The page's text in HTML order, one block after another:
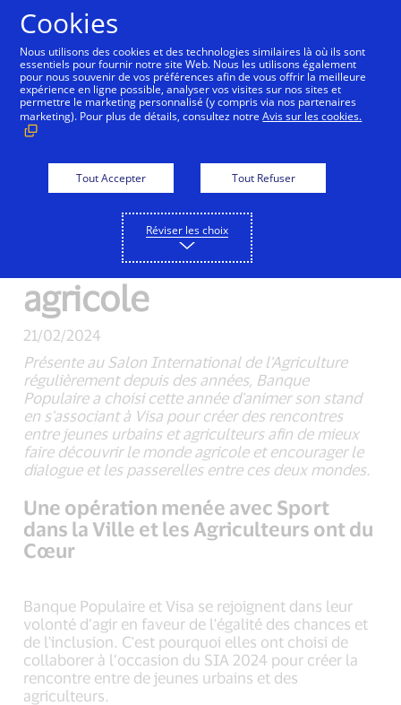
Visa et Banque
Populaire s'associent
pour emmener de
jeunes urbains à la
rencontre du monde
agricole
21/02/2024
Présente au Salon International de l'Agriculture
régulièrement depuis des années, Banque
Populaire a choisi cette année d'animer son stand
en s'associant à Visa pour créer des rencontres
entre jeunes urbains et agriculteurs afin de mieux
faire découvrir le monde agricole et encourager le
dialogue et les passerelles entre ces deux mondes.
Une opération menée avec Sport
dans la Ville et les Agriculteurs ont du
Cœur
Banque Populaire et Visa se rejoignent dans leur
volonté d’agir en faveur de l'égalité des chances et
de l'inclusion. C'est pourquoi elles ont choisi de
collaborer à l’occasion du SIA 2024 pour créer la
rencontre entre de jeunes urbains et des
agriculteurs.
Cookies
Nous utilisons des cookies et des technologies similaires là où ils sont
essentiels pour fournir notre site Web. Nous les utilisons également
pour nous souvenir de vos préférences afin de vous offrir la meilleure
expérience en ligne possible, analyser vos visites sur nos sites et
permettre le marketing personnalisé (y compris via nos partenaires
marketing). Pour plus de détails, consultez notreAvis sur les cookies.
Tout Accepter Tout Refuser
Réviser les choix